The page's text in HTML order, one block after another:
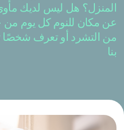
المنزل؟ هل ليس لديك
عن مكان للنوم كل يوم من
من التشرد أو تعرف شخصًا
بنا